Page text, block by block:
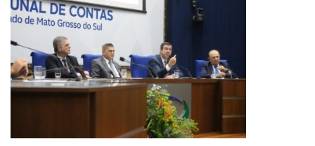
Anuncie
Cinema